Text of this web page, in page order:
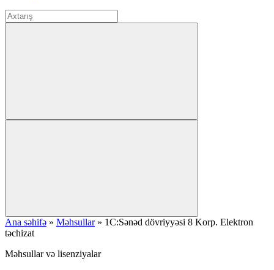
Ana səhifə » Məhsullar» 1С:Sənəd dövriyyəsi 8 Korp. Elektron
təchizat
Məhsullar və lisenziyalar